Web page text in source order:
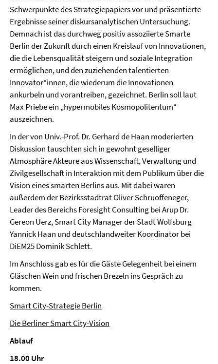
Schwerpunkte des Strategiepapiers vor und präsentierte
Ergebnisse seiner diskursanalytischen Untersuchung.
Demnach ist das durchweg positiv assoziierte Smarte
Berlin der Zukunft durch einen Kreislauf von Innovationen,
die die Lebensqualität steigern und soziale Integration
ermöglichen, und den zuziehenden talentierten
Innovator*innen, die wiederum die Innovationen
ankurbeln und vorantreiben, gezeichnet. Berlin soll laut
Max Priebe ein „hypermobiles Kosmopolitentum“
auszeichnen.
In der von Univ.-Prof. Dr. Gerhard de Haan moderierten
Diskussion tauschten sich in gewohnt geselliger
Atmosphäre Akteure aus Wissenschaft, Verwaltung und
Zivilgesellschaft in Interaktion mit dem Publikum über die
Vision eines smarten Berlins aus. Mit dabei waren
außerdem der Bezirksstadtrat Oliver Schruoffeneger,
Leader des Bereichs Foresight Consulting bei Arup Dr.
Gereon Uerz, Smart City Manager der Stadt Wolfsburg
Yannick Haan und deutschlandweiter Koordinator bei
DiEM25 Dominik Schlett.
Im Anschluss gab es für die Gäste Gelegenheit bei einem
Gläschen Wein und frischen Brezeln ins Gespräch zu
kommen.
Smart City-Strategie Berlin
Die Berliner Smart City-Vision
Ablauf
18.00 Uhr